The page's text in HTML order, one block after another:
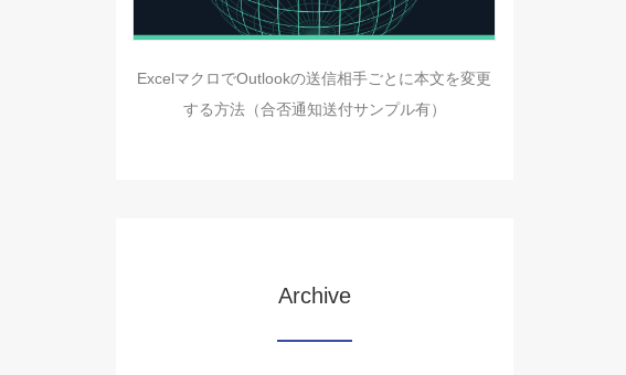
ExcelマクロでOutlookの送信相手ごとに本文を変更
する方法（合否通知送付サンプル有）
Archive